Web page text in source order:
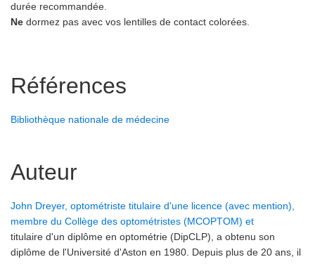
durée recommandée.
Ne dormez pas avec vos lentilles de contact colorées.
Références
Bibliothèque nationale de médecine
Auteur
John Dreyer, optométriste titulaire d'une licence (avec mention),
membre du Collège des optométristes (MCOPTOM) et
titulaire d'un diplôme en optométrie (DipCLP), a obtenu son
diplôme de l'Université d'Aston en 1980. Depuis plus de 20 ans, il